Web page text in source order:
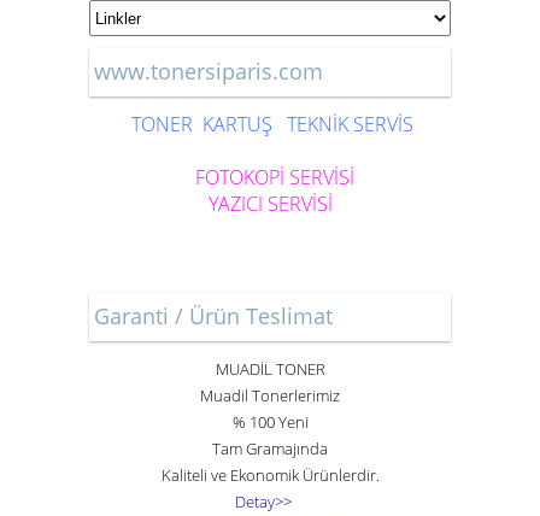
www.tonersiparis.com
TONER KARTUŞ TEKNİK SERVİS
FOTOKOPİ SERVİSİ
YAZICI SERVİSİ
Garanti / Ürün Teslimat
MUADİL TONER
Muadil Tonerlerimiz
% 100 Yeni
Tam Gramajında
Kaliteli ve Ekonomik Ürünlerdir.
Detay>>